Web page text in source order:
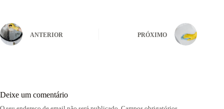
ANTERIOR PRÓXIMO
Deixe um comentário